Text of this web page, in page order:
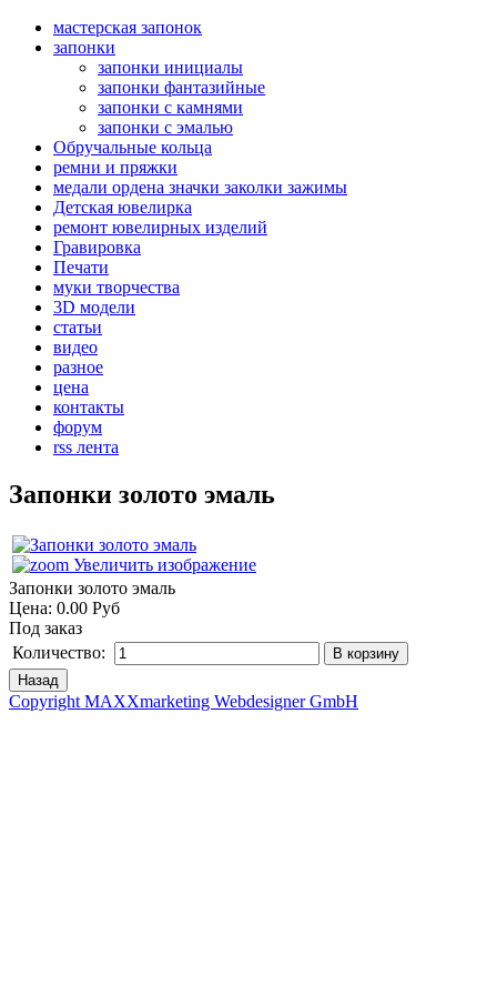
мастерская запонок
запонки
запонки инициалы
запонки фантазийные
запонки с камнями
запонки с эмалью
Обручальные кольца
ремни и пряжки
медали ордена значки заколки зажимы
Детская ювелирка
ремонт ювелирных изделий
Гравировка
Печати
муки творчества
3D модели
статьи
видео
разное
цена
контакты
форум
rss лента
Запонки золото эмаль
Увеличить изображение
Запонки золото эмаль
Цена: 0.00 Руб
Под заказ
Количество:
Copyright MAXXmarketing Webdesigner GmbH